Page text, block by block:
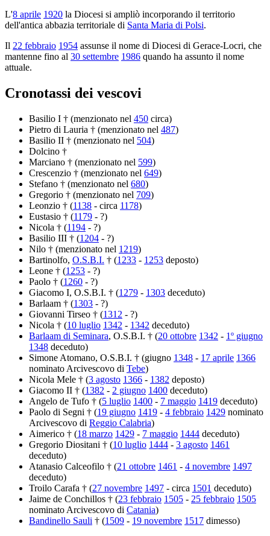
L'8 aprile 1920 la Diocesi si ampliò incorporando il territorio
dell'antica abbazia territoriale di Santa Maria di Polsi.
Il 22 febbraio 1954 assunse il nome di Diocesi di Gerace-Locri, che
mantenne fino al 30 settembre 1986 quando ha assunto il nome
attuale.
Cronotassi dei vescovi
Basilio I † (menzionato nel 450 circa)
Pietro di Lauria † (menzionato nel 487)
Basilio II † (menzionato nel 504)
Dolcino †
Marciano † (menzionato nel 599)
Crescenzio † (menzionato nel 649)
Stefano † (menzionato nel 680)
Gregorio † (menzionato nel 709)
Leonzio † (1138 - circa 1178)
Eustasio † (1179 - ?)
Nicola † (1194 - ?)
Basilio III † (1204 - ?)
Nilo † (menzionato nel 1219)
Bartinolfo, O.S.B.I. † (1233 - 1253 deposto)
Leone † (1253 - ?)
Paolo † (1260 - ?)
Giacomo I, O.S.B.I. † (1279 - 1303 deceduto)
Barlaam † (1303 - ?)
Giovanni Tirseo † (1312 - ?)
Nicola † (10 luglio 1342 - 1342 deceduto)
Barlaam di Seminara, O.S.B.I. † (20 ottobre 1342 - 1º giugno
1348 deceduto)
Simone Atomano, O.S.B.I. † (giugno 1348 - 17 aprile 1366
nominato Arcivescovo di Tebe)
Nicola Mele † (3 agosto 1366 - 1382 deposto)
Giacomo II † (1382 - 2 giugno 1400 deceduto)
Angelo de Tufo † (5 luglio 1400 - 7 maggio 1419 deceduto)
Paolo di Segni † (19 giugno 1419 - 4 febbraio 1429 nominato
Arcivescovo di Reggio Calabria)
Aimerico † (18 marzo 1429 - 7 maggio 1444 deceduto)
Gregorio Diositani † (10 luglio 1444 - 3 agosto 1461
deceduto)
Atanasio Calceofilo † (21 ottobre 1461 - 4 novembre 1497
deceduto)
Troilo Carafa † (27 novembre 1497 - circa 1501 deceduto)
Jaime de Conchillos † (23 febbraio 1505 - 25 febbraio 1505
nominato Arcivescovo di Catania)
Bandinello Sauli † (1509 - 19 novembre 1517 dimesso)